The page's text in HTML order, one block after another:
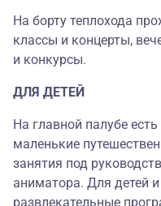
На борту теплохода
классы и концерты,
и конкурсы.
ДЛЯ ДЕТЕЙ
На главной палубе
маленькие
занятия под
аниматора. Для детей
развлекательные